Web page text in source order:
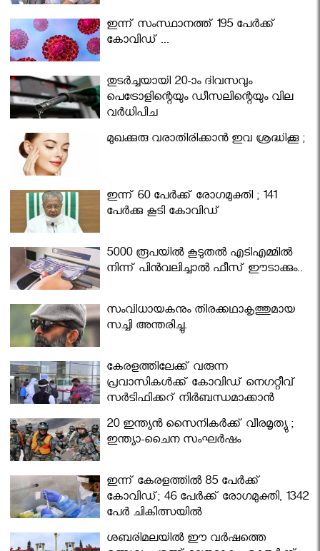
ഇന്ന് സംസ്ഥാനത്ത് 195 പേര്‍ക്ക്
കോവിഡ് ...
തുടർച്ചയായി 20-ാം ദിവസവും
പെട്രോളിന്റെയും ഡീസലിന്റെയും വില
വര്‍ധിപ്പിച്ചു
മുഖക്കുരു വരാതിരിക്കാന്‍ ഇവ ശ്രദ്ധിക്കൂ ;
ഇന്ന് 60 പേർക്ക് രോഗമുക്തി ; 141
പേര്‍ക്കു കൂടി കോവിഡ്
5000 രൂപയിൽ കൂടുതൽ എടിഎമ്മിൽ
നിന്ന് പിൻവലിച്ചാൽ ഫീസ് ഈടാക്കും..
സംവിധായകനും തിരക്കഥാകൃത്തുമായ
സച്ചി അന്തരിച്ചു.
കേരളത്തിലേക്ക് വരുന്ന
പ്രവാസികള്‍ക്ക് കോവിഡ് നെഗറ്റീവ്
സര്‍ട്ടിഫിക്കറ്റ് നിർബന്ധമാക്കാൻ
മന്ത്രിസഭ
20 ഇന്ത്യൻ സൈനികർക്ക് വീരമൃത്യു ;
ഇന്ത്യാ-ചൈന സംഘർഷം
ഇന്ന് കേരളത്തിൽ 85 പേർക്ക്
കോവിഡ്; 46 പേർക്ക് രോഗമുക്തി, 1342
പേർ ചികിത്സയിൽ
ശബരിമലയില്‍ ഈ വർഷത്തെ